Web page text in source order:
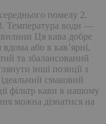
помелу 2.
Температура води —
Ця кава добре
або в кавʼярні,
та збалансований
інші позиції з
смаковий
фільтр кави в нашому
можна дізнатися на